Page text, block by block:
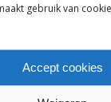
gebruik van
Accept cookies